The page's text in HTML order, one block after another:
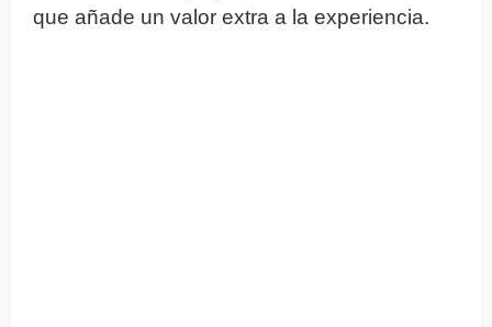
que añade un valor extra a la experiencia.